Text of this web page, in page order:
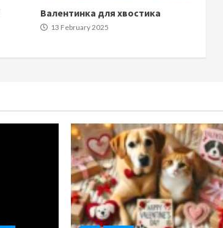
Валентинка для хвостика
13 February 2025